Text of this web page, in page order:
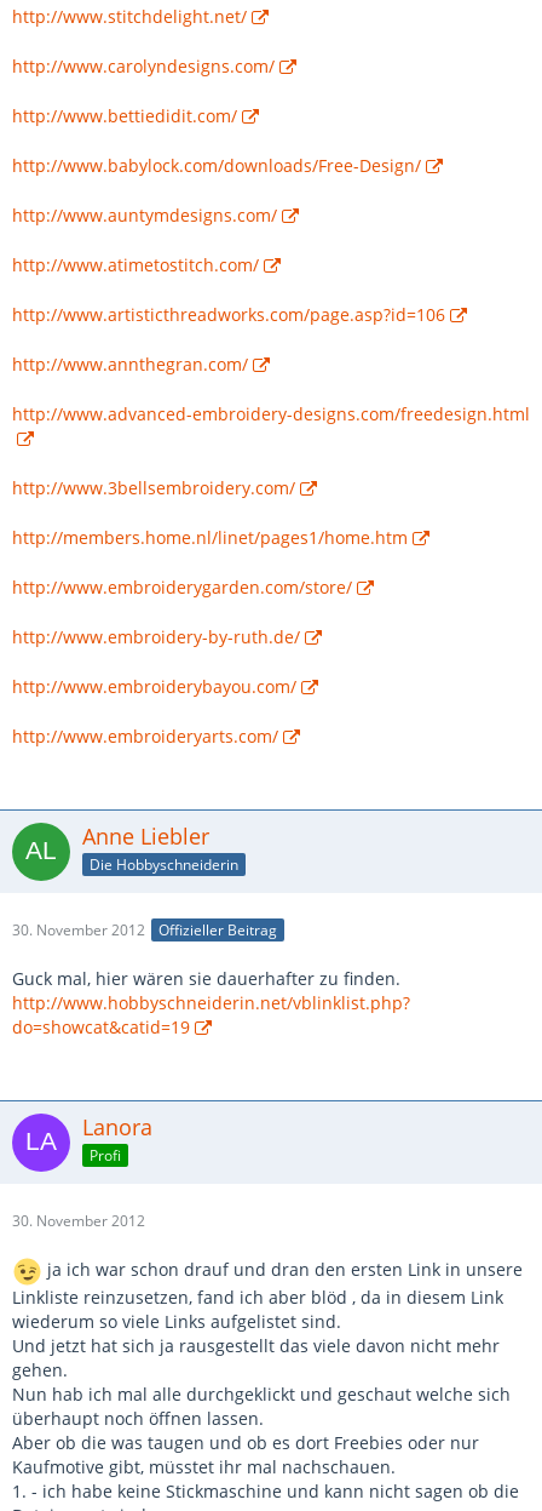
http://www.stitchdelight.net/
http://www.carolyndesigns.com/
http://www.bettiedidit.com/
http://www.babylock.com/downloads/Free-Design/
http://www.auntymdesigns.com/
http://www.atimetostitch.com/
http://www.artisticthreadworks.com/page.asp?id=106
http://www.annthegran.com/
http://www.advanced-embroidery-designs.com/freedesign.html
http://www.3bellsembroidery.com/
http://members.home.nl/linet/pages1/home.htm
http://www.embroiderygarden.com/store/
http://www.embroidery-by-ruth.de/
http://www.embroiderybayou.com/
http://www.embroideryarts.com/
Anne Liebler
Die Hobbyschneiderin
30. November 2012 Offizieller Beitrag
Guck mal, hier wären sie dauerhafter zu finden.
http://www.hobbyschneiderin.net/vblinklist.php?
do=showcat&catid=19
Lanora
Profi
30. November 2012
ja ich war schon drauf und dran den ersten Link in unsere
Linkliste reinzusetzen, fand ich aber blöd , da in diesem Link
wiederum so viele Links aufgelistet sind.
Und jetzt hat sich ja rausgestellt das viele davon nicht mehr
gehen.
Nun hab ich mal alle durchgeklickt und geschaut welche sich
überhaupt noch öffnen lassen.
Aber ob die was taugen und ob es dort Freebies oder nur
Kaufmotive gibt, müsstet ihr mal nachschauen.
1. - ich habe keine Stickmaschine und kann nicht sagen ob die